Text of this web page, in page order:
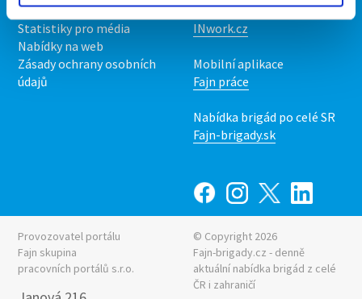
Upravit předvolby cookies
Statistiky pro média
Nabídky na web
Zásady ochrany osobních
údajů
Nabídka práce z celé ČR
INwork.cz
Mobilní aplikace
Fajn práce
Nabídka brigád po celé SR
Fajn-brigady.sk
Provozovatel portálu
Fajn skupina
pracovních portálů s.r.o.
© Copyright 2026
Fajn-brigady.cz - denně
aktuální nabídka brigád z celé
ČR i zahraničí